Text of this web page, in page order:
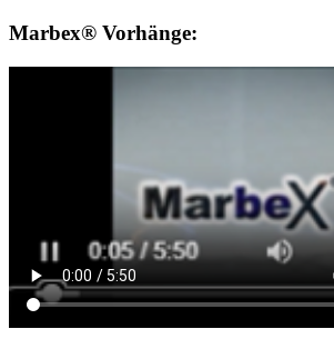
Marbex® Vorhänge: